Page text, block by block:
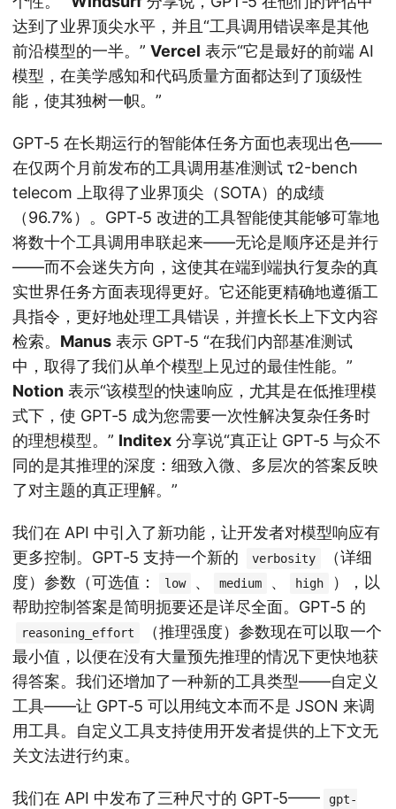
达到了业界顶尖水平，并且“工具调用错误率是其他
前沿模型的一半。” Vercel 表示“它是最好的前端 AI
模型，在美学感知和代码质量方面都达到了顶级性
能，使其独树一帜。”
GPT‑5 在长期运行的智能体任务方面也表现出色——
在仅两个月前发布的工具调用基准测试 τ2-bench
telecom 上取得了业界顶尖（SOTA）的成绩
（96.7%）。GPT‑5 改进的工具智能使其能够可靠地
将数十个工具调用串联起来——无论是顺序还是并行
——而不会迷失方向，这使其在端到端执行复杂的真
实世界任务方面表现得更好。它还能更精确地遵循工
具指令，更好地处理工具错误，并擅长长上下文内容
检索。 Manus 表示 GPT‑5 “在我们内部基准测试
中，取得了我们从单个模型上见过的最佳性能。”
Notion 表示“该模型的快速响应，尤其是在低推理模
式下，使 GPT‑5 成为您需要一次性解决复杂任务时
的理想模型。” Inditex 分享说“真正让 GPT‑5 与众不
同的是其推理的深度：细致入微、多层次的答案反映
了对主题的真正理解。”
我们在 API 中引入了新功能，让开发者对模型响应有
更多控制。GPT‑5 支持一个新的
verbosity
（详细
度）参数（可选值：
low 、 medium 、 high
），以
帮助控制答案是简明扼要还是详尽全面。GPT‑5 的
reasoning_effort
（推理强度）参数现在可以取一个
最小值，以便在没有大量预先推理的情况下更快地获
得答案。我们还增加了一种新的工具类型——自定义
工具——让 GPT‑5 可以用纯文本而不是 JSON 来调
用工具。自定义工具支持使用开发者提供的上下文无
关文法进行约束。
我们在 API 中发布了三种尺寸的 GPT‑5——
gpt-